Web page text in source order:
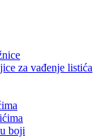
za vađenje listića
boji